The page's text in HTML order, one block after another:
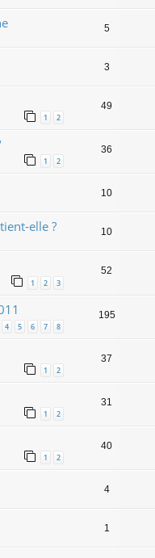
5
3
1 2
49
1 2
36
10
elle ? 10
1 2 3
52
4 5 6 7 8
195
1 2
37
1 2
31
1 2
40
4
1